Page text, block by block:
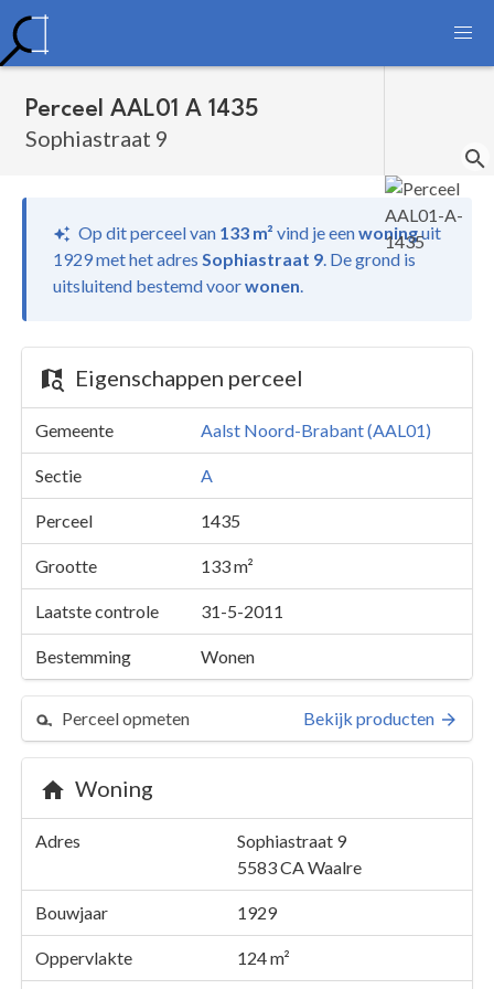
Perceel AAL01 A 1435
Sophiastraat 9
Op dit perceel van 133 m² vind jeeenwoninguit
1929 met het adres Sophiastraat 9. De grond is
uitsluitend bestemd voorwonen.
Eigenschappen perceel
Gemeente Aalst Noord-Brabant (AAL01)
Sectie A
Perceel 1435
Grootte 133 m²
Laatste controle 31-5-2011
Bestemming Wonen
Perceel opmeten Bekijk producten
Woning
Adres
Sophiastraat 9
5583 CAWaalre
Bouwjaar 1929
Oppervlakte 124 m²
Perceel 1435
Kaarten en rapporten